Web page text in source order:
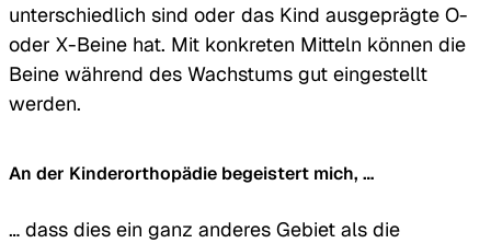
unterschiedlich sind oder das Kind ausgeprägte O-
oder X-Beine hat. Mit konkreten Mitteln können die
Beine während des Wachstums gut eingestellt
werden.
An der Kinderorthopädie begeistert mich, …
… dass dies ein ganz anderes Gebiet als die